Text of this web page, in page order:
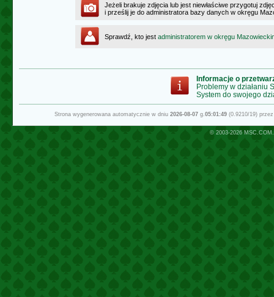
Jeżeli brakuje zdjęcia lub jest niewłaściwe przygotuj
i prześlij je do administratora bazy danych w okręgu
Sprawdź, kto jest administratorem w okręgu
Informacje o
Problemy w działaniu
System do swojego
Strona wygenerowana automatycznie w dniu 2026-08-07g.05:01:49(0.9210/19)
© 2003-2026